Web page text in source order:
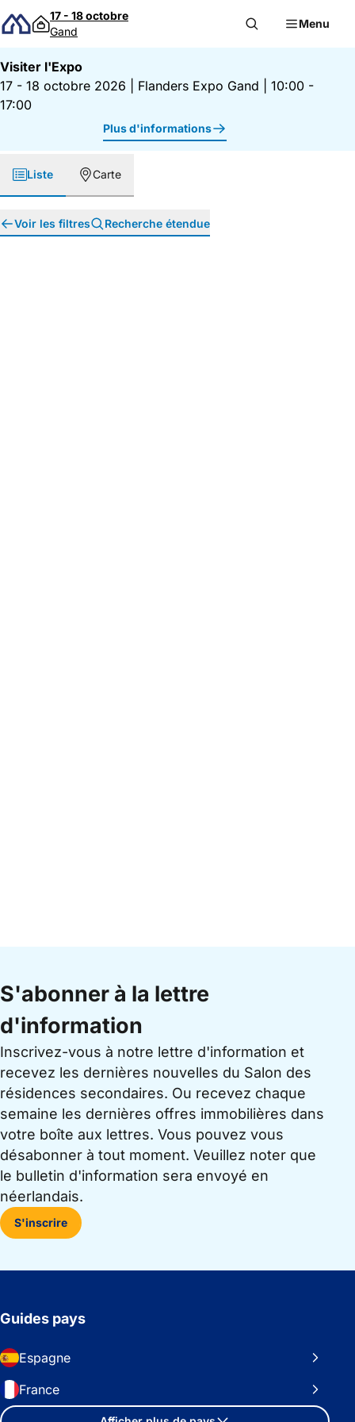
Passer au contenu
17 - 18 octobre
Gand
Menu
Visiter l'Expo
17 - 18 octobre 2026
Flanders Expo Gand
10:00 -
17:00
Plus d'informations
Liste Carte
Voir les filtres Recherche étendue
S'abonner à la lettre
d'information
Inscrivez-vous à notre lettre d'information et
recevez les dernières nouvelles du Salon des
résidences secondaires. Ou recevez chaque
semaine les dernières offres immobilières dans
votre boîte aux lettres. Vous pouvez vous
désabonner à tout moment. Veuillez noter que
le bulletin d'information sera envoyé en
néerlandais.
S'inscrire
Guides pays
Espagne
France